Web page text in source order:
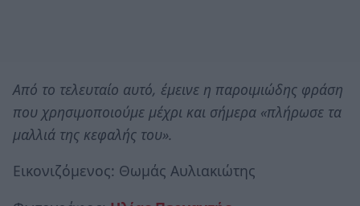
Από το τελευταίο αυτό, έμεινε η παροιμιώδης φράση
που χρησιμοποιούμε μέχρι και σήμερα «πλήρωσε τα
μαλλιά της κεφαλής του».
Εικονιζόμενος: Θωμάς Αυλιακιώτης